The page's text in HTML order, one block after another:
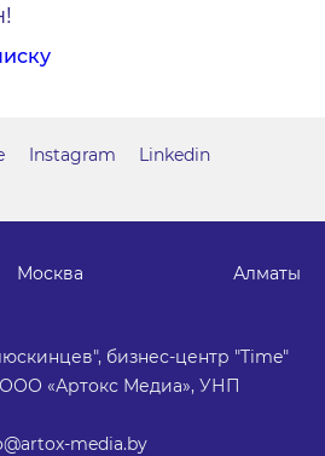
Москва Алматы
бизнес-центр "Time"
ООО «Артокс Медиа», УНП
media.by
Instagram
Linkedin